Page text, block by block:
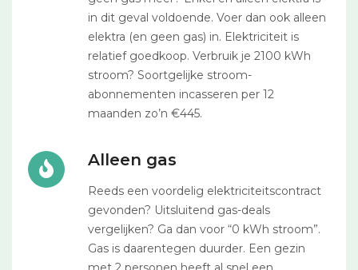
in dit geval voldoende. Voer dan ook alleen
elektra (en geen gas) in. Elektriciteit is
relatief goedkoop. Verbruik je 2100 kWh
stroom? Soortgelijke stroom-
abonnementen incasseren per 12
maanden zo’n €445.
Alleen gas
Reeds een voordelig elektriciteitscontract
gevonden? Uitsluitend gas-deals
vergelijken? Ga dan voor “0 kWh stroom”.
Gas is daarentegen duurder. Een gezin